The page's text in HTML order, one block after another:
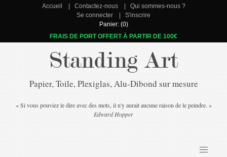
Accueil Contactez-nous
Qui sommes-nous ?
Se connecter
S'inscrire
Panier: (0)
FRAIS DE PORT OFFERT À PARTIR DE 100€
Standing Art
Papier, Toile, Plexiglas, Alu-Dibond sur mesure
« Si vous pouviez le dire avec des mots, il n'y aurait aucune raison de le peindre. »
Edward Hopper